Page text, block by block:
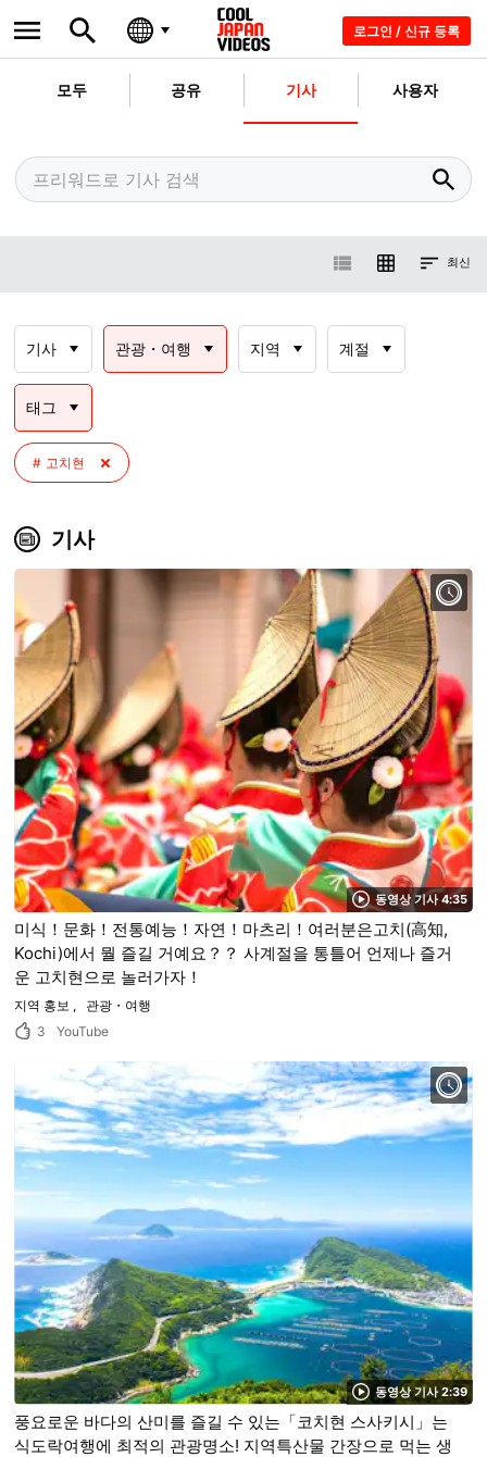
로그인 / 신규 등록
모두 공유 기사 사용자
최신
기사 관광・여행 지역 계절
태그
고치현
기사
동영상 기사 4:35
미식！문화！전통예능！자연！마츠리！여러분은고치(高知,
Kochi)에서 뭘 즐길 거예요？？ 사계절을 통틀어 언제나 즐거
운 고치현으로 놀러가자！
지역 홍보
관광・여행
3
YouTube
동영상 기사 2:39
풍요로운 바다의 산미를 즐길 수 있는「코치현 스사키시」는
식도락여행에 최적의 관광명소! 지역특산물 간장으로 먹는 생